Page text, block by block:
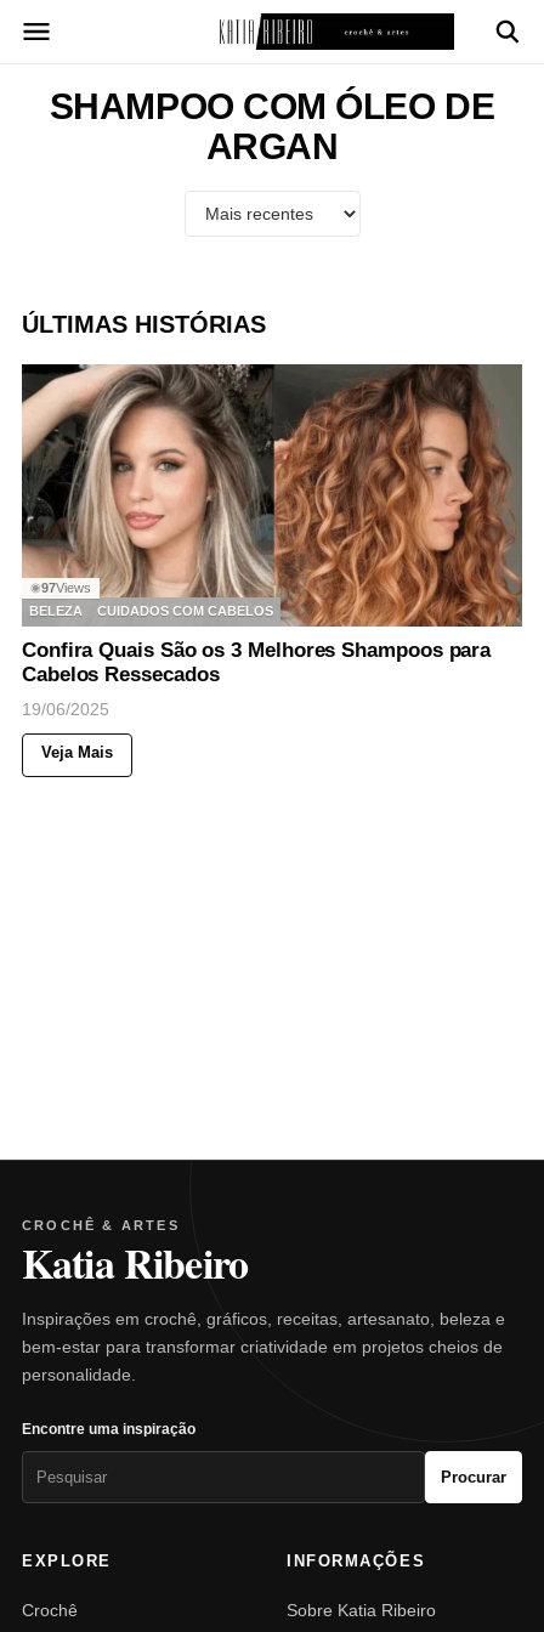
para
conteúdoSHAMPOO COM ÓLEO DE
ARGAN
ÚLTIMAS HISTÓRIAS
◉97Views
BELEZA
CUIDADOS COM CABELOS
Confira Quais São os 3 Melhores Shampoos para
Cabelos Ressecados
19/06/2025
Veja Mais
CROCHÊ & ARTES
Katia Ribeiro
Inspirações em crochê, gráficos, receitas, artesanato, beleza e
bem-estar para transformar criatividade em projetos cheios de
personalidade.
Encontre uma inspiração
Procurar
EXPLORE
Crochê
INFORMAÇÕES
Sobre Katia Ribeiro